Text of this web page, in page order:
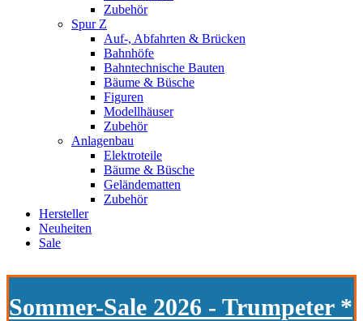
Zubehör
Spur Z
Auf-, Abfahrten & Brücken
Bahnhöfe
Bahntechnische Bauten
Bäume & Büsche
Figuren
Modellhäuser
Zubehör
Anlagenbau
Elektroteile
Bäume & Büsche
Geländematten
Zubehör
Hersteller
Neuheiten
Sale
Sommer-Sale 2026 - Trumpeter *